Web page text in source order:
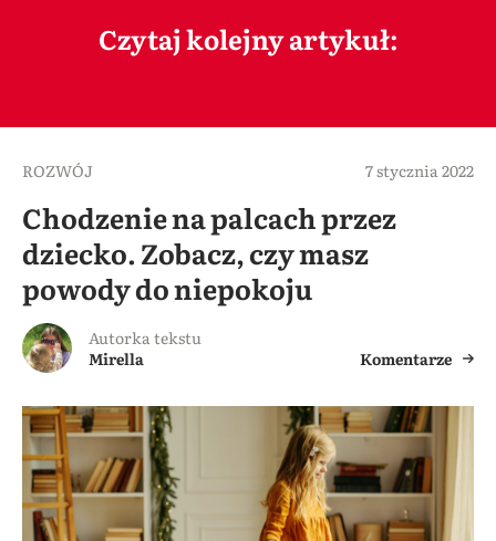
Czytaj kolejny artykuł:
ROZWÓJ 7 stycznia 2022
Chodzenie na palcach przez
dziecko. Zobacz, czy masz
powody do niepokoju
Autorka tekstu
Mirella
Komentarze